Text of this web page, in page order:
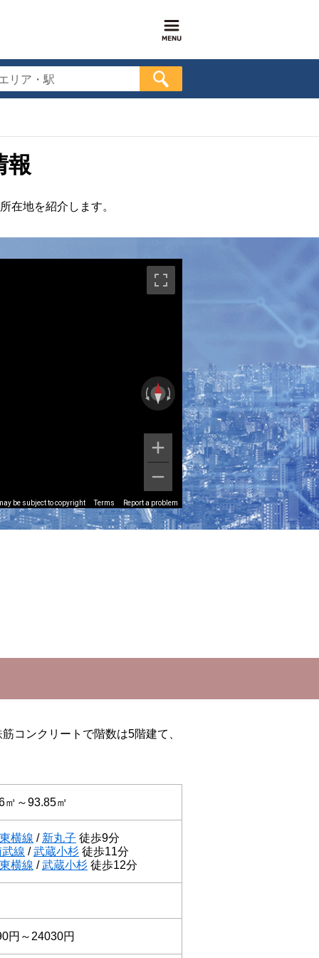
リア・駅
報
在地を紹介します。
be subject to copyright Terms Report a problem
コンクリートで階数は5階建て、
㎡～93.85㎡
横線 / 新丸子 徒歩9分
線 /武蔵小杉 徒歩11分
横線 /武蔵小杉 徒歩12分
円～24030円